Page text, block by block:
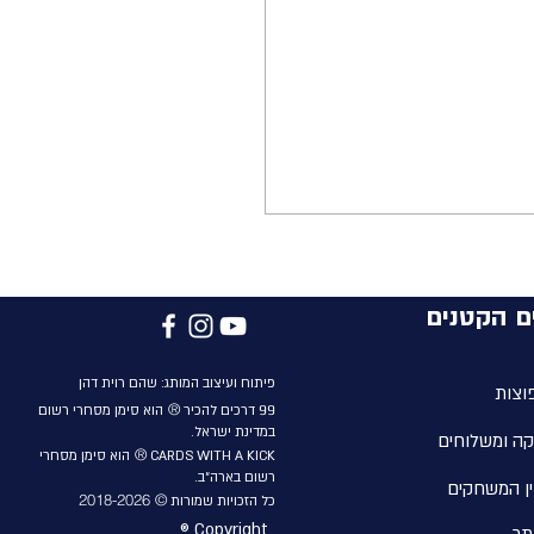
את קפסולת המשאלות -
וכיפית עם משמעות.
פיתוח ועיצוב המותג: שהם רוית דהן
99 דרכים להכיר® הוא סימן מסחרי רשום
במדינת ישראל.
CARDS WITH A KICK
® הוא סימן מסחרי
רשום בארה״ב.
כל הזכויות שמורות© 2018-2026
הקטנים
ומשלוחים
המשחקים